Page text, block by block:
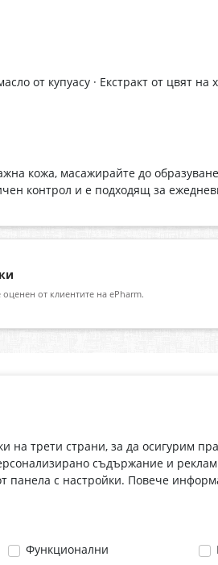
от купуасу · Екстракт от цвят
кожа, масажирайте до
контрол и е подходящ за
от клиентите на ePharm.
С абонамента се
на трети страни, за да осигурим
съдържание и
панела с настройки. Повече
Функционални